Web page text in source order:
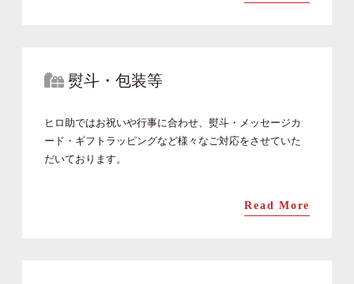
熨斗・包装等
ヒロ助ではお祝いや行事に合わせ、熨斗・メッセージカ
ード・ギフトラッピングなど様々なご対応をさせていた
だいております。
Read More